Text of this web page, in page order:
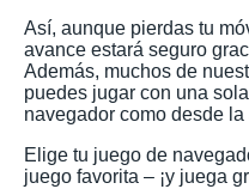
Así, aunque pierdas tu
avance estará seguro
Además, muchos de
puedes jugar con una
navegador como desde
Elige tu juego de
juego favorita – ¡y juega